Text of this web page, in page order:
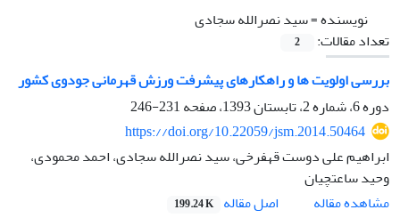
نویسنده =سید نصرالله سجادی
تعداد مقالات:
2
بررسی اولویت ها و راهکارهای پیشرفت ورزش قهرمانی جودوی کشور
دوره 6، شماره 2، تابستان 1393، صفحه
231-246
https://doi.org/10.22059/jsm.2014.50464
ابراهیم علی دوست قهفرخی، سید نصرالله سجادی، احمد محمودی،
وحید ساعتچیان
مشاهده مقاله
اصل مقاله 199.24 K